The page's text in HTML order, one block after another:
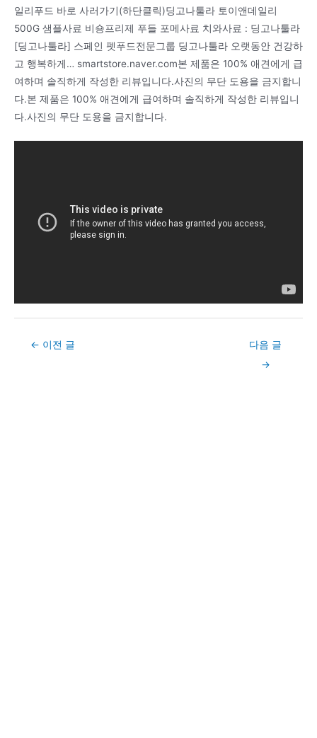
일리푸드 바로 사러가기(하단클릭)딩고나툴라 토이앤데일리
500G 샘플사료 비숑프리제 푸들 포메사료 치와사료 : 딩고나툴라
[딩고나툴라] 스페인 펫푸드전문그룹 딩고나툴라 오랫동안 건강하
고 행복하게… smartstore.naver.com본 제품은 100% 애견에게 급
여하며 솔직하게 작성한 리뷰입니다.사진의 무단 도용을 금지합니
다.본 제품은 100% 애견에게 급여하며 솔직하게 작성한 리뷰입니
다.사진의 무단 도용을 금지합니다.
Post← 이전 글
다음 글
→